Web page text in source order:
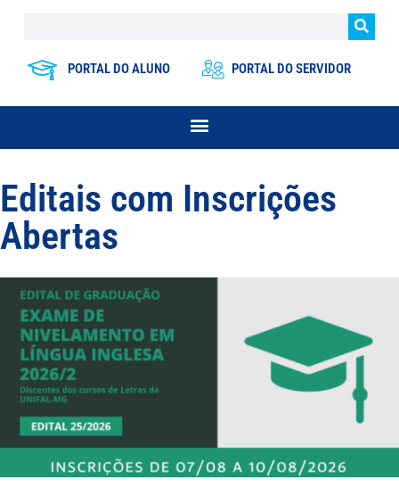
PORTAL DO ALUNO PORTAL DO SERVIDOR
Editais com Inscrições
Abertas